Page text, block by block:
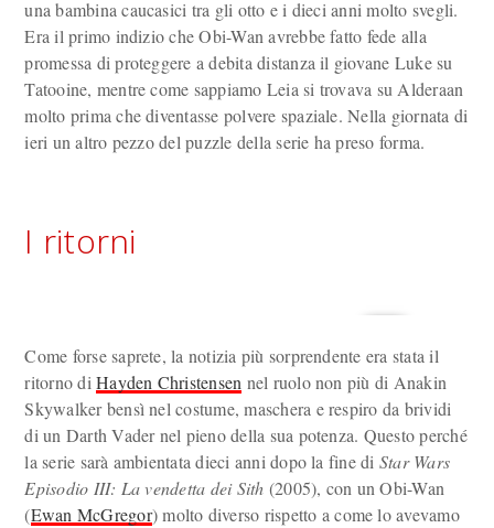
una bambina caucasici tra gli otto e i dieci anni molto svegli.
Era il primo indizio che Obi-Wan avrebbe fatto fede alla
promessa di proteggere a debita distanza il giovane Luke su
Tatooine, mentre come sappiamo Leia si trovava su Alderaan
molto prima che diventasse polvere spaziale. Nella giornata di
ieri un altro pezzo del puzzle della serie ha preso forma.
I ritorni
Come forse saprete, la notizia più sorprendente era stata il
ritorno diHayden Christensen nel ruolo non più di Anakin
Skywalker bensì nel costume, maschera e respiro da brividi
di un Darth Vader nel pieno della sua potenza. Questo perché
la serie sarà ambientata dieci anni dopo la fine di Star Wars
Episodio III: La vendetta dei Sith (2005), con un Obi-Wan
(Ewan McGregor) molto diverso rispetto a come lo avevamo